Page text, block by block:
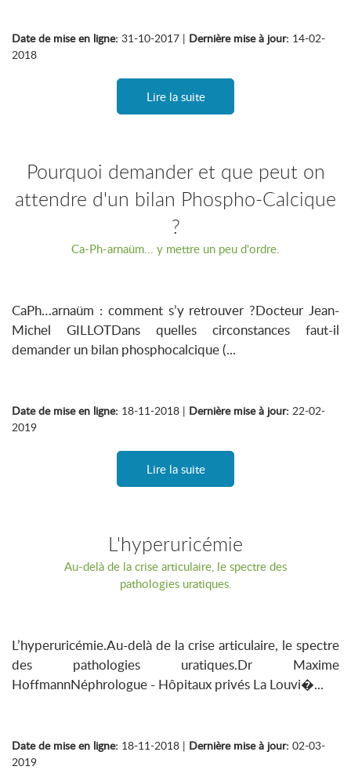
Date de mise en ligne: 31-10-2017 | Dernière mise à jour: 14-02-
2018
Lire la suite
Pourquoi demander et que peut on
attendre d'un bilan Phospho-Calcique
?
Ca-Ph-arnaüm... y mettre un peu d'ordre.
CaPh…arnaüm : comment s’y retrouver ?Docteur Jean-
Michel GILLOTDans quelles circonstances faut-il
demander un bilan phosphocalcique (...
Date de mise en ligne: 18-11-2018 | Dernière mise à jour: 22-02-
2019
Lire la suite
L'hyperuricémie
Au-delà de la crise articulaire, le spectre des
pathologies uratiques.
L’hyperuricémie.Au-delà de la crise articulaire, le spectre
des pathologies uratiques.Dr Maxime
HoffmannNéphrologue - Hôpitaux privés La Louvi�...
Date de mise en ligne: 18-11-2018 | Dernière mise à jour: 02-03-
2019